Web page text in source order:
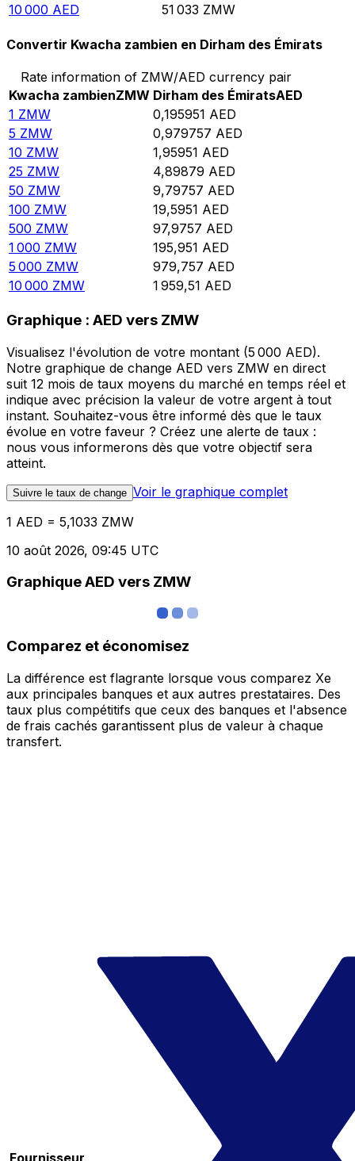
10 000 AED 51 033 ZMW
Convertir Kwacha zambien en Dirham des Émirats
Rate information of ZMW/AED currency pair
Kwacha zambienZMW Dirham des ÉmiratsAED
1 ZMW 0,195951 AED
5 ZMW 0,979757 AED
10 ZMW 1,95951 AED
25 ZMW 4,89879 AED
50 ZMW 9,79757 AED
100 ZMW 19,5951 AED
500 ZMW 97,9757 AED
1 000 ZMW 195,951 AED
5 000 ZMW 979,757 AED
10 000 ZMW 1 959,51 AED
Graphique : AED vers ZMW
Visualisez l'évolution de votre montant (5 000 AED).
Notre graphique de change AED vers ZMW en direct
suit 12 mois de taux moyens du marché en temps réel et
indique avec précision la valeur de votre argent à tout
instant. Souhaitez-vous être informé dès que le taux
évolue en votre faveur ? Créez une alerte de taux :
nous vous informerons dès que votre objectif sera
atteint.
Suivre le taux de change Voir le graphique complet
1 AED = 5,1033 ZMW
10 août 2026, 09:45 UTC
Graphique AED vers ZMW
Comparez et économisez
La différence est flagrante lorsque vous comparez Xe
aux principales banques et aux autres prestataires. Des
taux plus compétitifs que ceux des banques et l'absence
de frais cachés garantissent plus de valeur à chaque
transfert.
Fournisseur